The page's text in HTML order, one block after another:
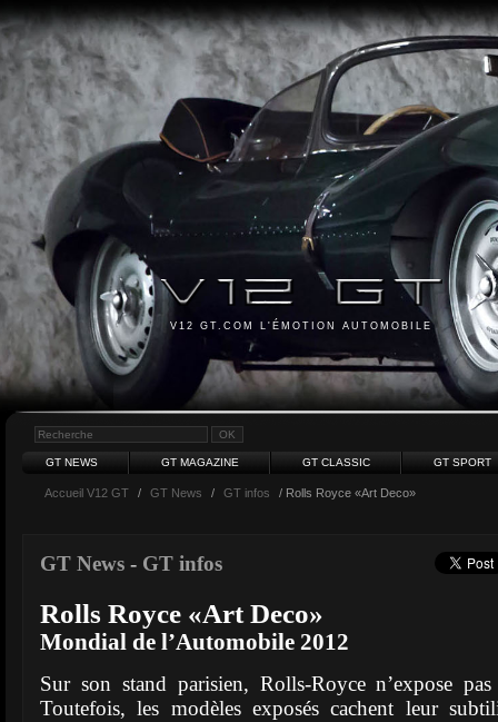
V12 GT.COM L'ÉMOTION AUTOMOBILE
GT NEWS GT MAGAZINE GT CLASSIC GT SPORT
Accueil V12 GT / GT News / GT infos / Rolls Royce «Art Deco»
GT News - GT infos
Rolls Royce «Art Deco»
Mondial de l’Automobile 2012
Sur son stand parisien, Rolls-Royce n’expose
Toutefois, les modèles exposés cachent leur